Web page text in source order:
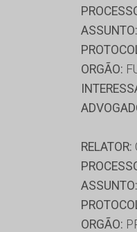
ASSUNTO:
ORGÃO:
RELATOR:
ASSUNTO:
ORGÃO: